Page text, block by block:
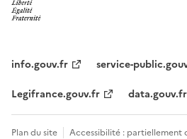
institutionnel
info.gouv.fr
service-
Legifrance.gouv.fr
data.gouv.fr
Menu
Plan du site Accessibilité : partiellement